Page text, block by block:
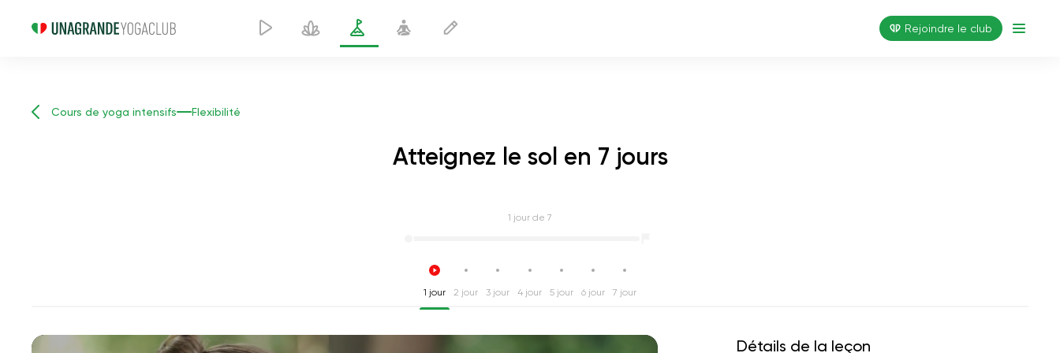
Rejoindre le club
Cours de yoga intensifs Flexibilité
Atteignez le sol en 7 jours
1 jour de 7
1 jour 2 jour 3 jour 4 jour 5 jour 6 jour 7 jour
Détails de la leçon